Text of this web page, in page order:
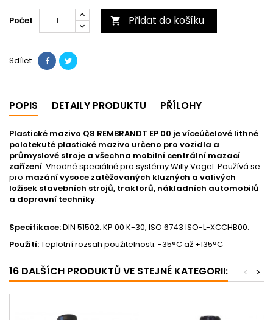
Počet  Přidat do košíku
Sdílet
POPIS DETAILY PRODUKTU PŘÍLOHY
Plastické mazivo Q8 REMBRANDT EP 00 je víceúčelové lithné
polotekuté plastické mazivo určeno pro vozidla a
průmyslové stroje a všechna mobilní centrální mazací
zařízení. Vhodné speciálně pro systémy Willy Vogel. Používá se
pro mazání vysoce zatěžovaných kluzných a valivých
ložisek stavebních strojů, traktorů, nákladních automobilů
a dopravní techniky.
Specifikace:DIN 51502: KP 00 K-30; ISO 6743 ISO-L-XCCHB00.
Použití:Teplotní rozsah použitelnosti: -35°C až +135°C
16 DALŠÍCH PRODUKTŮ VE STEJNÉ KATEGORII: >
<